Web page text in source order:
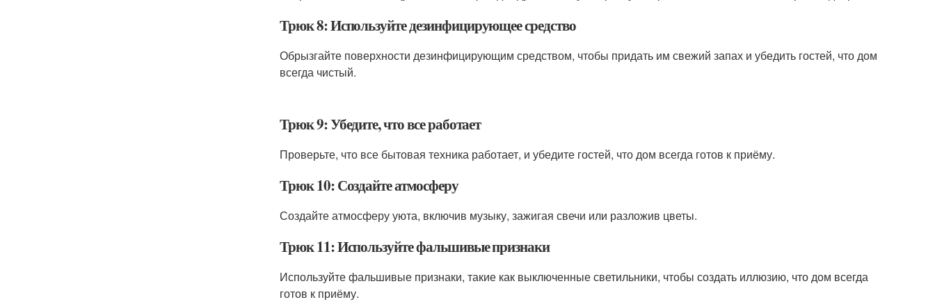
Трюк 8: Используйте дезинфицирующее средство
Обрызгайте поверхности дезинфицирующим средством, чтобы придать им свежий запах и убедить гостей, что дом
всегда чистый.
Трюк 9: Убедите, что все работает
Проверьте, что все бытовая техника работает, и убедите гостей, что дом всегда готов к приёму.
Трюк 10: Создайте атмосферу
Создайте атмосферу уюта, включив музыку, зажигая свечи или разложив цветы.
Трюк 11: Используйте фальшивые признаки
Используйте фальшивые признаки, такие как выключенные светильники, чтобы создать иллюзию, что дом всегда
готов к приёму.